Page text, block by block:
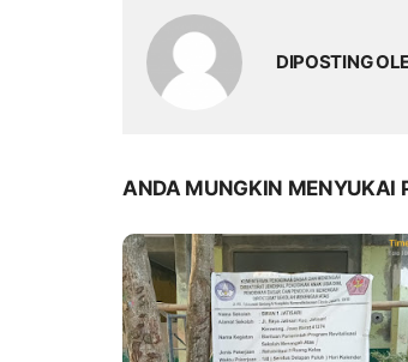
DIPOSTING
ANDA MUNGKIN MENYUKAI